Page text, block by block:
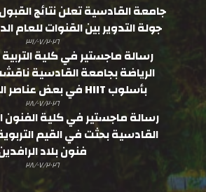
جامعة القادسية تعلن نتائج
جولة التدوير بين القنوات للعام الدراسي
٣١/٠٧/٢٠٢٦
رسالة ماجستير في كلية
الرياضة بجامعة القادسية
بأسلوب HIIT في بعض عناصر اللياقة البدنية
٢٨/٠٧/٢٠٢٦
رسالة ماجستير في كلية الفنون
القادسية بحثت في القيم
فنون بلاد
٢٨/٠٧/٢٠٢٦